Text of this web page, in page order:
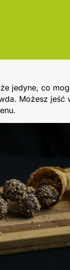
jedyne, co
Możesz jeść